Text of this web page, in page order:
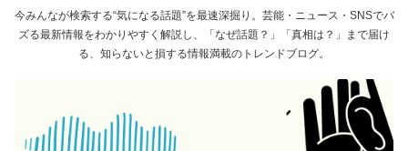
今みんなが検索する“気になる話題”を最速深掘り。芸能・ニュース・SNSでバ
ズる最新情報をわかりやすく解説し、「なぜ話題？」「真相は？」まで届け
る、知らないと損する情報満載のトレンドブログ。